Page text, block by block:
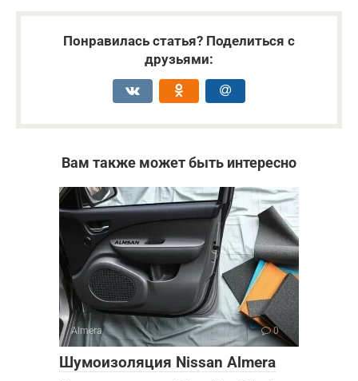
Понравилась статья? Поделиться с
друзьями:
Вам также может быть интересно
Almera 0
Шумоизоляция Nissan Almera